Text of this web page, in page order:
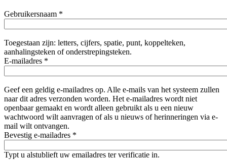
Gebruikersnaam *
Toegestaan zijn: letters, cijfers, spatie, punt, koppelteken,
aanhalingsteken of onderstrepingsteken.
E-mailadres *
Geef een geldig e-mailadres op. Alle e-mails van het systeem zullen
naar dit adres verzonden worden. Het e-mailadres wordt niet
openbaar gemaakt en wordt alleen gebruikt als u een nieuw
wachtwoord wilt aanvragen of als u nieuws of herinneringen via e-
mail wilt ontvangen.
Bevestig e-mailadres *
Typt u alstublieft uw emailadres ter verificatie in.